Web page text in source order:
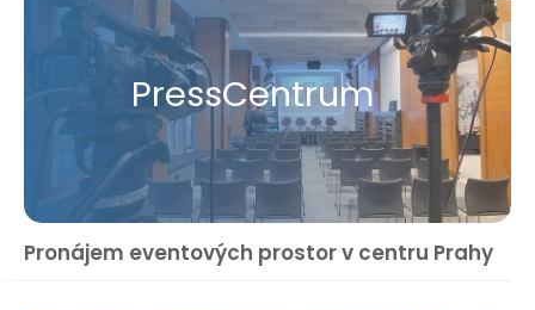
Press​Centrum
Pronájem eventových prostor v centru Prahy